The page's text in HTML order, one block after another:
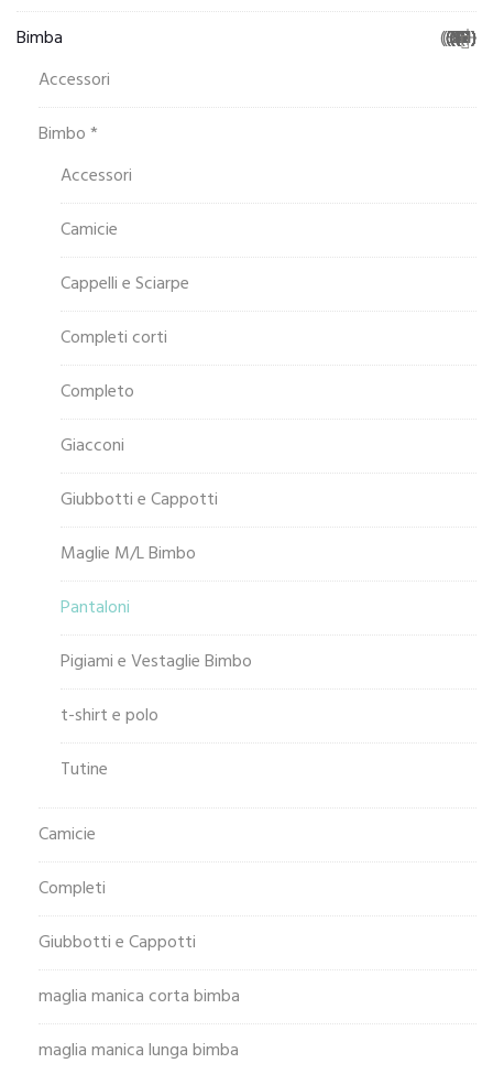
Bimba
(581)
Accessori
(7)
Bimbo *
(193)
Accessori
(2)
Camicie
(2)
Cappelli e Sciarpe
(5)
Completi corti
(2)
Completo
(18)
Giacconi
(0)
Giubbotti e Cappotti
(20)
Maglie M/L Bimbo
(57)
Pantaloni
(11)
Pigiami e Vestaglie Bimbo
(2)
t-shirt e polo
(2)
Tutine
(12)
Camicie
(2)
Completi
(25)
Giubbotti e Cappotti
(26)
maglia manica corta bimba
(1)
maglia manica lunga bimba
(2)
(57)
(19)
(0)
(11)
(0)
(41)